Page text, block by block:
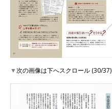
▼次の画像は下へスクロール (30/37)